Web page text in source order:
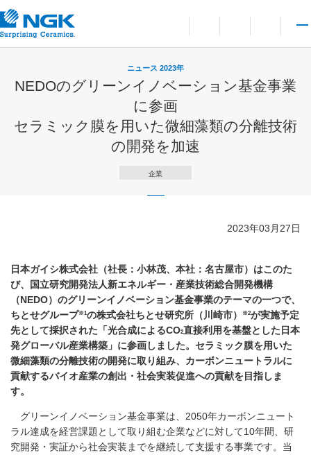
言語切り替えメニュー
サイト内検索を開
お問い合わせ
メイ
ニュース 2023年
NEDOのグリーンイノベーション基金事業
に参画
セラミック膜を用いた微細藻類の分離技術
の開発を加速
企業
2023年03月27日
日本ガイシ株式会社（社長：小林茂、本社：名古屋市）はこのた
び、国立研究開発法人新エネルギー・産業技術総合開発機構
（NEDO）のグリーンイノベーション基金事業のテーマの一つで、
ちとせグループ※1の株式会社ちとせ研究所（川崎市） ※2が実施予定
先として採択された「光合成によるCO2直接利用を基盤とした日本
発グローバル産業構築」に参画しました。セラミック膜を用いた
微細藻類の分離技術の開発に取り組み、カーボンニュートラルに
貢献するバイオ産業の創出・社会実装促進への貢献を目指しま
す。
グリーンイノベーション基金事業は、2050年カーボンニュート
ラル達成を経営課題として取り組む企業などに対して10年間、研
究開発・実証から社会実装までを継続して支援する事業です。当